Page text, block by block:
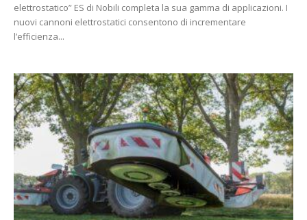
elettrostatico” ES di Nobili completa la sua gamma di applicazioni. I
nuovi cannoni elettrostatici consentono di incrementare
l’efficienza...